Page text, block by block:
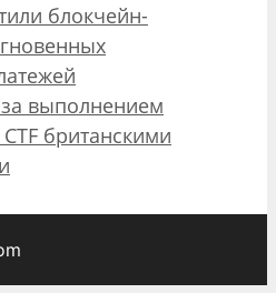
блокчейн-
за выполнением
британскими